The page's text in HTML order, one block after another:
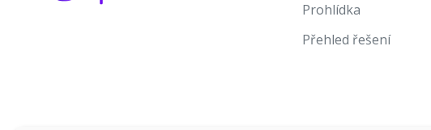
Prohlídka
Přehled řešení